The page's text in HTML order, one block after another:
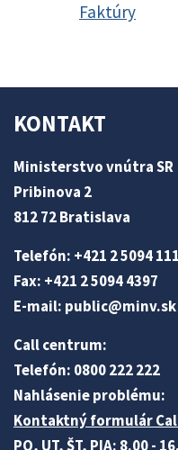
Faktúry
KONTAKT
Ministerstvo vnútra SR
Pribinova 2
812 72 Bratislava
Telefón: +421 2 5094
Fax: +421 2 5094 4397
E-mail: public@minv.sk
Call centrum:
Telefón: 0800 222 222
Nahlásenie problému:
Kontaktný formulár Call
PO, UT, ŠT, PIA: 8.00 -